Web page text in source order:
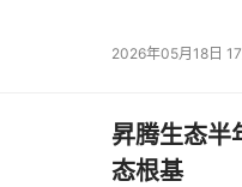
2026年05月18日
昇腾生态半
态根基